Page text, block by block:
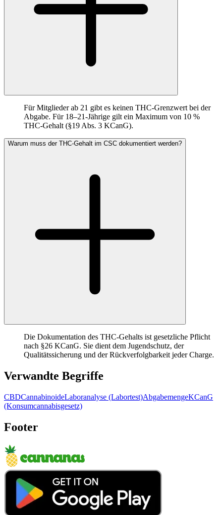
Für Mitglieder ab 21 gibt es keinen THC-Grenzwert bei der
Abgabe. Für 18–21-Jährige gilt ein Maximum von 10 %
THC-Gehalt (§19 Abs. 3 KCanG).
Warum muss der THC-Gehalt im CSC dokumentiert werden?
Die Dokumentation des THC-Gehalts ist gesetzliche Pflicht
nach §26 KCanG. Sie dient dem Jugendschutz, der
Qualitätssicherung und der Rückverfolgbarkeit jeder Charge.
Verwandte Begriffe
CBDCannabinoideLaboranalyse (Labortest)AbgabemengeKCanG
(Konsumcannabisgesetz)
Footer